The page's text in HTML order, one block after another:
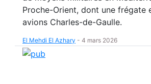
Proche-Orient, dont une frégate
avions Charles-de-Gaulle.
El Mehdi El Azhary - 4 mars 2026